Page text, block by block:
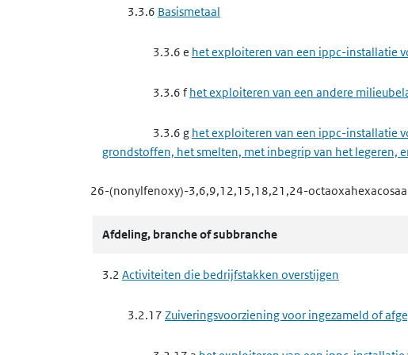
3.4.4 f het maken van producten van metaal
3.4.5Minerale producten industrie
3.4.5 ehet winnen van steen, mergel, zand, grind
3.4.6Chemische producten industrie
3.4.6 a het maken van elastomeren, verf, lak,
3.3.6 Basismetaal
3.3.6 e het exploiteren van een ippc-installatie
3.3.6 f het exploiteren van een andere
3.3.6 g het exploiteren van een ippc-installatie
grondstoffen, het smelten, met inbegrip van het legeren,
3.3.7Complexe minerale industrie
3.3.7 ahet exploiteren van een ippc-installatie
3.3.7 bhet exploiteren van een andere
26-(nonylfenoxy)-3,6,9,12,15,18,21,24-
Afdeling, branche of subbranche
3.2 Activiteiten die bedrijfstakken overstijgen
3.2.17 Zuiveringsvoorziening voor ingezameld of